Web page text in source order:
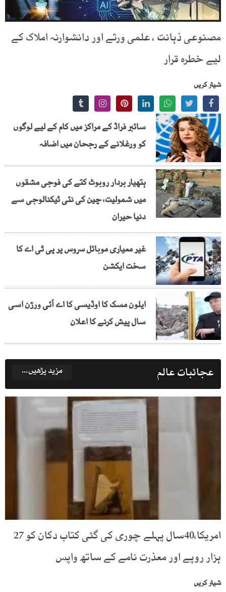
مصنوعی ذہانت ، علمی ورثے اور دانشوارنہ املاک کے
لیے خطرہ قرار
شیئر کریں
سائبر فراڈ کے مراکز میں کام کے لیے لوگوں
کو ورغلانے کے رجحان میں اضافہ
ہتھیار بردار روبوٹ کتے کی فوجی مشقوں
میں شمولیت، چین کی نئی ٹیکنالوجی سے
دنیا حیران
غیر معیاری موبائل سروس پر پی ٹی اے کا
سخت ایکشن
ایلون مسک کا اوڈیسی کا اے آئی ورژن اسی
سال پیش کرنے کا اعلان
عجائبات عالم مزید پڑھیں...
امریکا،40سال پہلے چوری کی گئی کتاب دکان کو 27
ہزار روپے اور معذرت نامے کے ساتھ واپس
شیئر کریں